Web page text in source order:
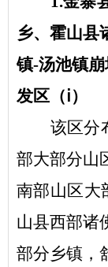
乡、霍山县
镇-汤池镇
发区（ⅰ）
该区分
部大部分山
南部山区大
山县西部诸
部分乡镇，